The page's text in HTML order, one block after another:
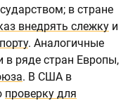
в стране
внедрять слежку и
. Аналогичные
в ряде стран Европы,
. В США в
проверку для